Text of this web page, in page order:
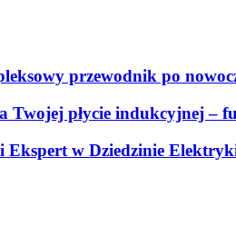
przewodnik po
Twojej płycie indukcyjnej –
Ekspert w Dziedzinie